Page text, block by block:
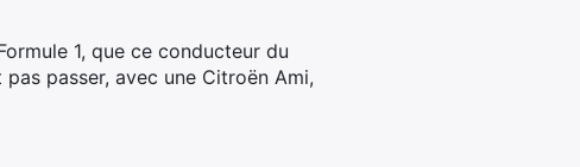
1, que ce conducteur du
passer, avec une Citroën Ami,